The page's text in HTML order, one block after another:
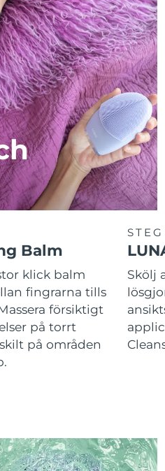
Balm
klick balm
fingrarna tills
försiktigt
på torrt
på områden
Skölj